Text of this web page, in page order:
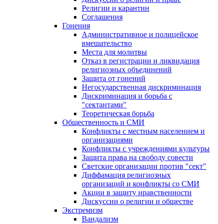
Религии и карантин
Соглашения
Гонения
Административное и полицейское
вмешательство
Места для молитвы
Отказ в регистрации и ликвидация
религиозных объединений
Защита от гонений
Негосударственная дискриминация
Дискриминация и борьба с
"сектантами"
Теоретическая борьба
Общественность и СМИ
Конфликты с местным населением и
организациями
Конфликты с учреждениями культуры
Защита права на свободу совести
Светские организации против "сект"
Диффамация религиозных
организаций и конфликты со СМИ
Акции в защиту нравственности
Дискуссии о религии и обществе
Экстремизм
Вандализм